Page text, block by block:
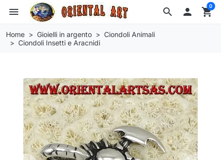
search
menu  shopping_cart
0
Home Gioielli in argento
Ciondoli Animali
Ciondoli Insetti e Aracnidi